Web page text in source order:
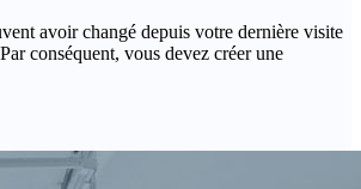
avoir changé depuis votre dernière visite
conséquent, vous devez créer une